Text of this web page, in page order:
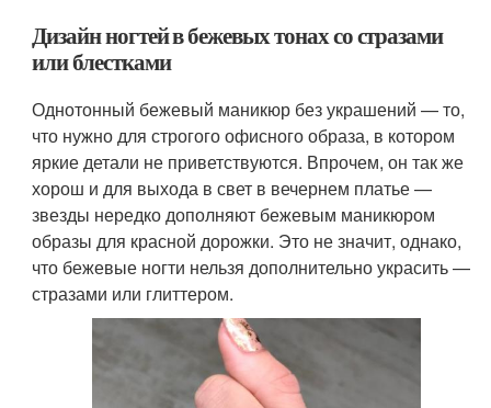
Дизайн ногтей в бежевых тонах со стразами
или блестками
Однотонный бежевый маникюр без украшений — то,
что нужно для строгого офисного образа, в котором
яркие детали не приветствуются. Впрочем, он так же
хорош и для выхода в свет в вечернем платье —
звезды нередко дополняют бежевым маникюром
образы для красной дорожки. Это не значит, однако,
что бежевые ногти нельзя дополнительно украсить —
стразами или глиттером.